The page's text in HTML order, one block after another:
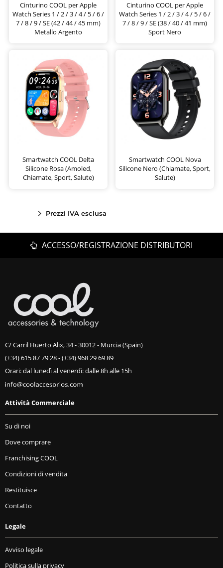
Cinturino COOL per Apple
Watch Series 1 / 2 / 3 / 4 / 5 / 6 /
7 / 8 / 9 / SE (42 / 44 / 45 mm)
Metallo Argento
Cinturino COOL per Apple
Watch Series 1 / 2 / 3 / 4 / 5 / 6 /
7 / 8 / 9 / SE (38 / 40 / 41 mm)
Sport Nero
Smartwatch COOL Delta
Silicone Rosa (Amoled,
Chiamate, Sport, Salute)
Smartwatch COOL Nova
Silicone Nero (Chiamate, Sport,
Salute)
Prezzi IVA esclusa
ACCESSO/REGISTRAZIONE DISTRIBUTORI
C/ Carril Huerto Alix, 34 - 30012 - Murcia (Spain)
(+34) 615 87 79 28-(+34) 968 29 69 89
Orari: dal lunedì al venerdì: dalle 8h alle 15h
Attività Commerciale
Su di noi
Dove comprare
Franchising COOL
Condizioni di vendita
Restituisce
Contatto
Legale
Avviso legale
Politica sulla privacy